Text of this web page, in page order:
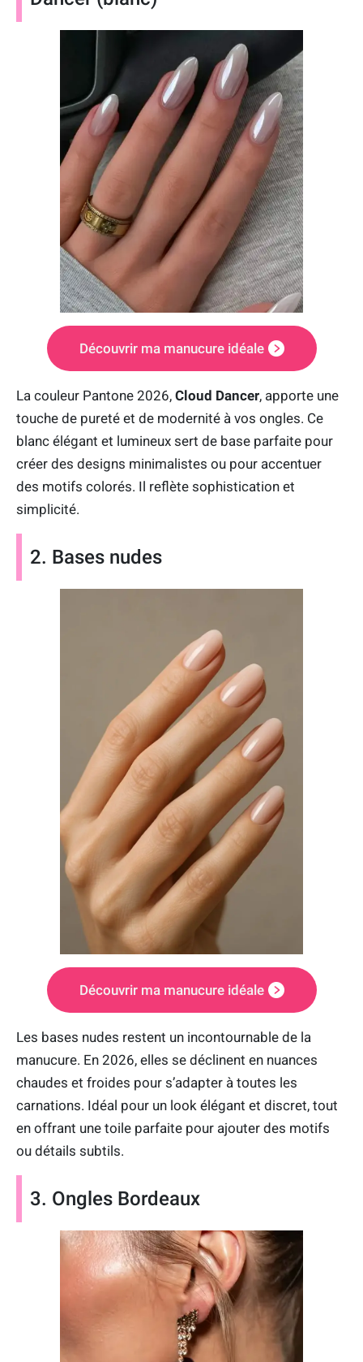
Découvrir ma manucure idéale
La couleur Pantone 2026, Cloud Dancer, apporte une
touche de pureté et de modernité à vos ongles. Ce
blanc élégant et lumineux sert de base parfaite pour
créer des designs minimalistes ou pour accentuer
des motifs colorés. Il reflète sophistication et
simplicité.
2. Bases nudes
Découvrir ma manucure idéale
Les bases nudes restent un incontournable de la
manucure. En 2026, elles se déclinent en nuances
chaudes et froides pour s’adapter à toutes les
carnations. Idéal pour un look élégant et discret, tout
en offrant une toile parfaite pour ajouter des motifs
ou détails subtils.
3. Ongles Bordeaux